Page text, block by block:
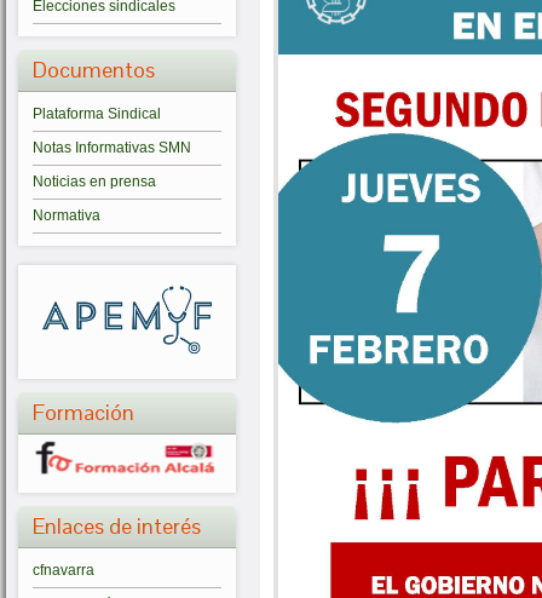
Elecciones sindicales
Documentos
Plataforma Sindical
Notas Informativas SMN
Noticias en prensa
Normativa
Formación
Enlaces de interés
cfnavarra